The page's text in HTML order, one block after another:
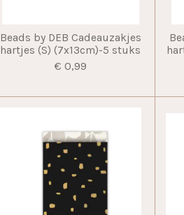
Beads by DEB Cadeauzakjes
hartjes (S) (7x13cm)-5 stuks
€ 0,99